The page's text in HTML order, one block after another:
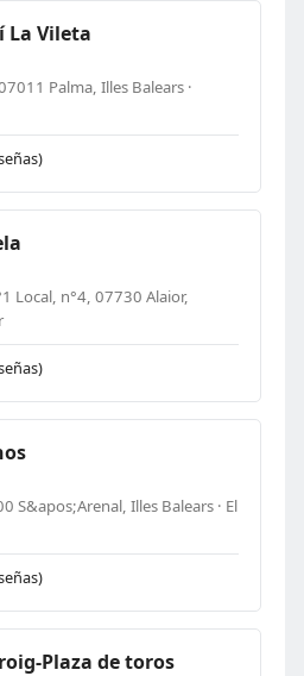
La Vileta
Palma, Illes Balears ·
Local, n°4, 07730 Alaior,
S&apos;Arenal, Illes Balears · El
Plaza de toros